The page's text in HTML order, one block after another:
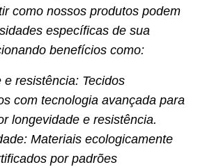
como nossos produtos podem
específicas de sua
benefícios como:
e resistência: Tecidos
com tecnologia avançada para
longevidade e resistência.
Materiais ecologicamente
por padrões